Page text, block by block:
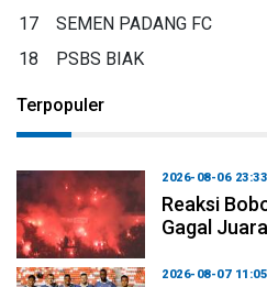
17
SEMEN PADANG FC
18
PSBS BIAK
Terpopuler
2026-08-06
Reaksi
Gagal
2026-08-07